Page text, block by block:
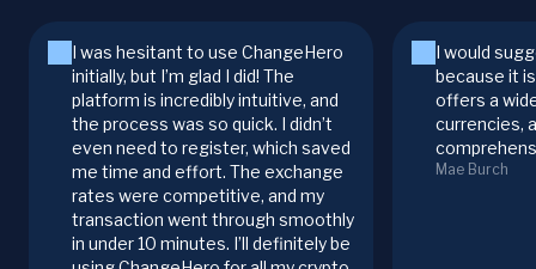
I was hesitant to use ChangeHero
initially, but I’m glad I did! The
platform is incredibly intuitive, and
the process was so quick. I didn’t
even need to register, which saved
me time and effort. The exchange
rates were competitive, and my
transaction went through smoothly
in under 10 minutes. I’ll definitely be
I would
because it
offers a
currencies,
Mae Burch